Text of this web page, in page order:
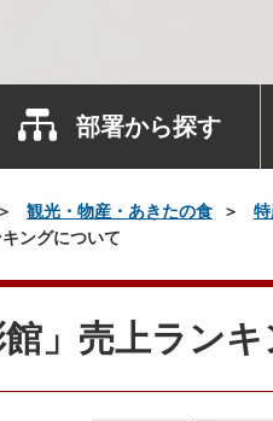
部署から探す
観光・物産・あきたの食
ングについて
」売上ラン